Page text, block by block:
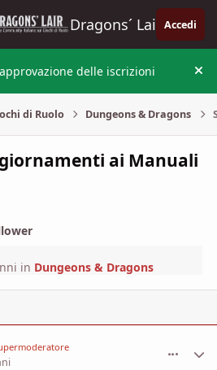
Dragons´ Lair Accedi
delle iscrizioni
di Ruolo Dungeons & Dragons
ai Manuali
in Dungeons & Dragons